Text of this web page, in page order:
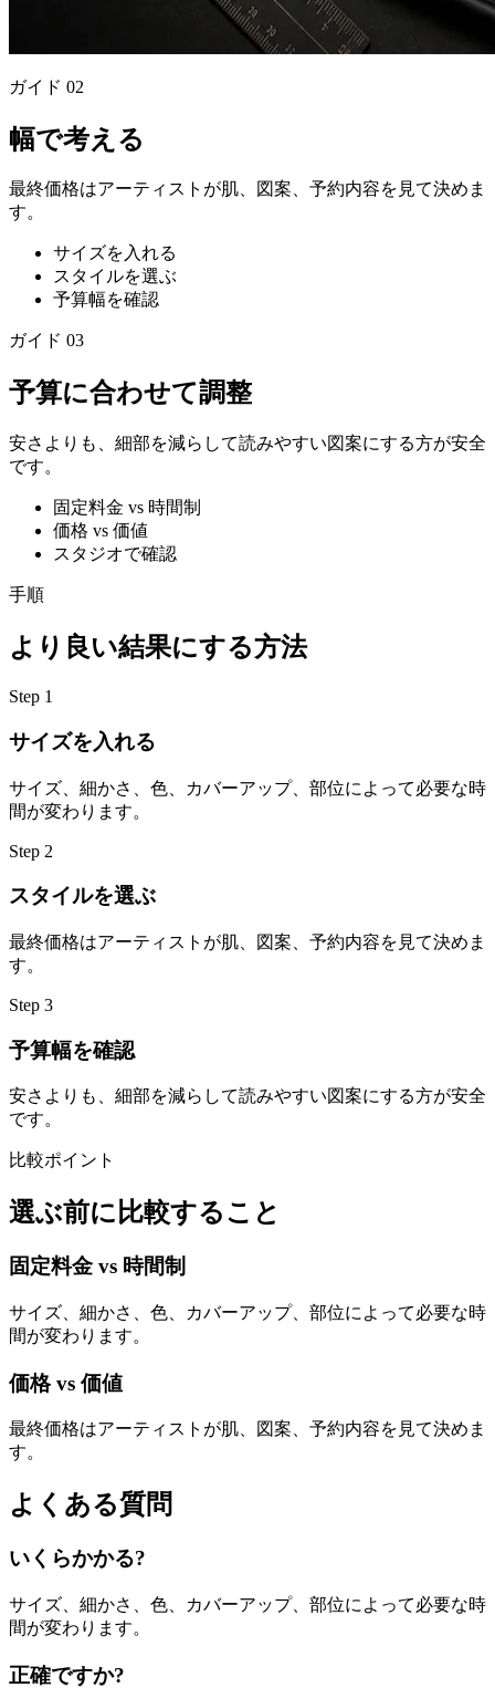
ガイド 02
幅で考える
最終価格はアーティストが肌、図案、予約内容を見て決めま
す。
サイズを入れる
スタイルを選ぶ
予算幅を確認
ガイド 03
予算に合わせて調整
安さよりも、細部を減らして読みやすい図案にする方が安全
です。
固定料金 vs 時間制
価格 vs 価値
スタジオで確認
手順
より良い結果にする方法
Step 1
サイズを入れる
サイズ、細かさ、色、カバーアップ、部位によって必要な時
間が変わります。
Step 2
スタイルを選ぶ
最終価格はアーティストが肌、図案、予約内容を見て決めま
す。
Step 3
予算幅を確認
安さよりも、細部を減らして読みやすい図案にする方が安全
です。
比較ポイント
選ぶ前に比較すること
固定料金 vs 時間制
サイズ、細かさ、色、カバーアップ、部位によって必要な時
間が変わります。
価格 vs 価値
最終価格はアーティストが肌、図案、予約内容を見て決めま
す。
よくある質問
いくらかかる?
サイズ、細かさ、色、カバーアップ、部位によって必要な時
間が変わります。
正確ですか?